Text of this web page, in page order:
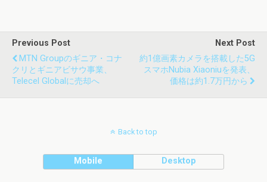
Previous Post
MTN Groupのギニア・コナ
クリとギニアビサウ事業、
Telecel Globalに売却へ
Next Post
約1億画素カメラを搭載した5G
スマホnubia Xiaoniuを発表、
価格は約1.7万円から
Back to top
Mobile Desktop